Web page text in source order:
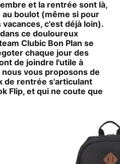
et la rentrée sont là,
boulot (même si pour
c'est déjà loin).
ce douloureux
Clubic Bon Plan se
chaque jour des
de joindre l'utile à
nous vous proposons de
de rentrée s'articulant
Flip, et qui ne coute que